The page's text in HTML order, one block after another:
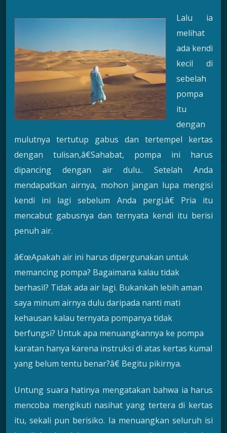
Lalu ia
melihat
ada kendi
kecil di
sebelah
pompa
itu
dengan
mulutnya tertutup gabus dan tertempel kertas
dengan tulisan,â€Sahabat, pompa ini harus
dipancing dengan air dulu.. Setelah Anda
mendapatkan airnya, mohon jangan lupa mengisi
kendi ini lagi sebelum Anda pergi.â€ Pria itu
mencabut gabusnya dan ternyata kendi itu berisi
penuh air.
â€œApakah air ini harus dipergunakan untuk
memancing pompa? Bagaimana kalau tidak
berhasil? Tidak ada air lagi. Bukankah lebih aman
saya minum airnya dulu daripada nanti mati
kehausan kalau ternyata pompanya tidak
berfungsi? Untuk apa menuangkannya ke pompa
karatan hanya karena instruksi di atas kertas kumal
yang belum tentu benar?â€ Begitu pikirnya.
Untung suara hatinya mengatakan bahwa ia harus
mencoba mengikuti nasihat yang tertera di kertas
itu, sekali pun berisiko. Ia menuangkan seluruh isi